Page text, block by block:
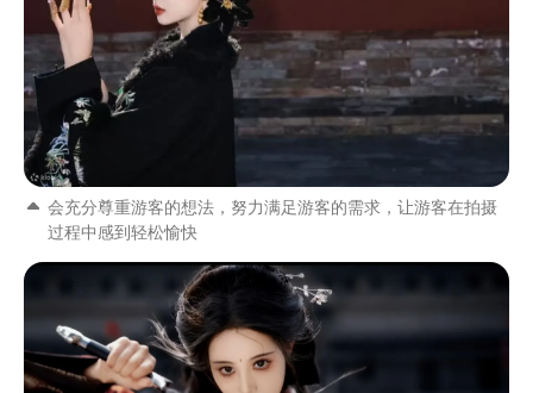
会充分尊重游客的想法，努力满足游客的需求，让游客在拍摄
过程中感到轻松愉快